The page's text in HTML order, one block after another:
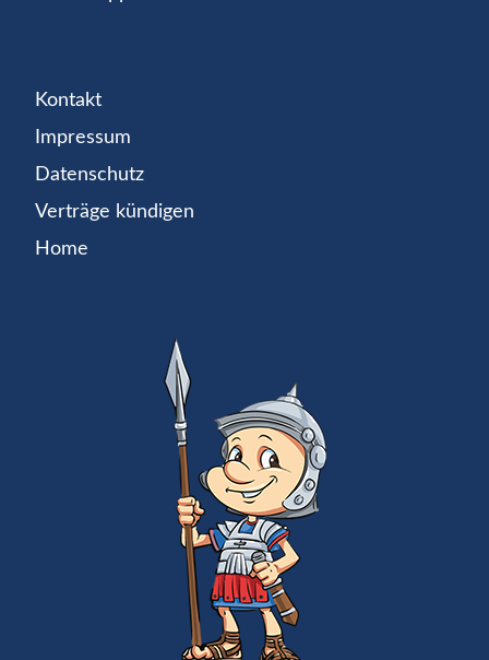
Kontakt
Impressum
Datenschutz
Verträge kündigen
Home